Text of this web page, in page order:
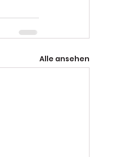
Alle ansehen